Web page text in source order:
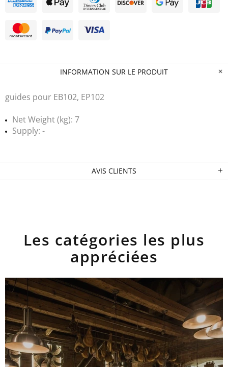
INFORMATION SUR LE PRODUIT
guides pour EB102, EP102
Net Weight (kg): 7
Supply: -
AVIS CLIENTS
Les catégories les plus
appréciées